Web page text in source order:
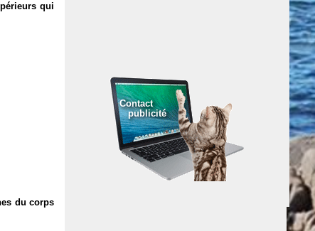
qui
du corps
Contact
publicité